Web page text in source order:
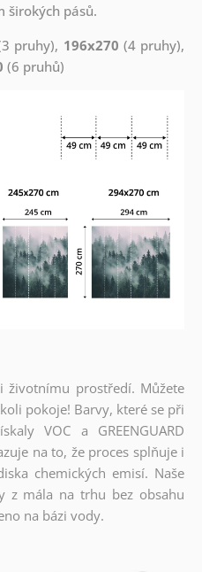
širokých pásů.
pruhy), 196x270 (4 pruhy),
(6 pruhů)
životnímu prostředí. Můžete
pokoje! Barvy, které se při
VOC a GREENGUARD
na to, že proces splňuje i
chemických emisí. Naše
z mála na trhu bez obsahu
na bázi vody.